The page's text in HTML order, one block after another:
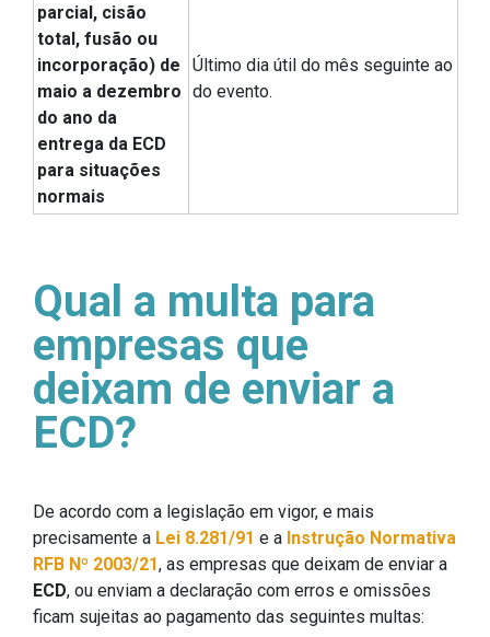
parcial, cisão
total, fusão ou
incorporação) de
maio a dezembro
do ano da
entrega da ECD
para situações
normais
Último dia útil do mês seguinte ao
do evento.
Qual a multa para
empresas que
deixam de enviar a
ECD?
De acordo com a legislação em vigor, e mais
precisamente a Lei 8.281/91 e a Instrução Normativa
RFB Nº 2003/21, as empresas que deixam de enviar a
ECD, ou enviam a declaração com erros e omissões
ficam sujeitas ao pagamento das seguintes multas: